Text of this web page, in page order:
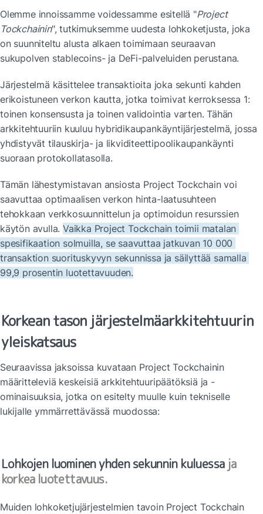
Olemme innoissamme voidessamme esitellä "Project
Tockchainin", tutkimuksemme uudesta lohkoketjusta, joka
on suunniteltu alusta alkaen toimimaan seuraavan
sukupolven stablecoins- ja DeFi-palveluiden perustana.
Järjestelmä käsittelee transaktioita joka sekunti kahden
erikoistuneen verkon kautta, jotka toimivat kerroksessa 1:
toinen konsensusta ja toinen validointia varten. Tähän
arkkitehtuuriin kuuluu hybridikaupankäyntijärjestelmä, jossa
yhdistyvät tilauskirja- ja likviditeettipoolikaupankäynti
suoraan protokollatasolla.
Tämän lähestymistavan ansiosta Project Tockchain voi
saavuttaa optimaalisen verkon hinta-laatusuhteen
tehokkaan verkkosuunnittelun ja optimoidun resurssien
käytön avulla. Vaikka Project Tockchain toimii matalan
spesifikaation solmuilla, se saavuttaa jatkuvan 10 000
transaktion suorituskyvyn sekunnissa ja säilyttää samalla
99,9 prosentin luotettavuuden.
Korkean tason järjestelmäarkkitehtuurin
yleiskatsaus
Seuraavissa jaksoissa kuvataan Project Tockchainin
määritteleviä keskeisiä arkkitehtuuripäätöksiä ja -
ominaisuuksia, jotka on esitelty muulle kuin tekniselle
lukijalle ymmärrettävässä muodossa:
Lohkojen luominen yhden sekunnin kuluessa ja
korkea luotettavuus.
Muiden lohkoketjujärjestelmien tavoin Project Tockchain